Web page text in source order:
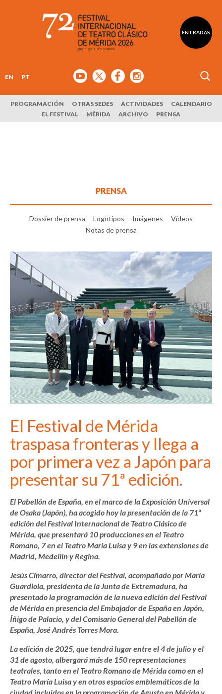
ENTRADAS
EN PT
PROGRAMACIÓN OTRAS SEDES ACTIVIDADES
CALENDARIO
EL FESTIVAL
MÉRIDA ARCHIVO PRENSA
PRENSA
Dossier de prensa Logotipos Imágenes
Vídeos
Notas de prensa
El Festival de Mérida
traspasa fronteras y llega a
por primera vez a Japón para
presentar su 71ª edición.
El Pabellón de España, en el marco de la Exposición Universal
de Osaka (Japón), ha acogido hoy la presentación de la 71ª
edición del Festival Internacional de Teatro Clásico de
Mérida, que presentará 10 producciones en el Teatro
Romano, 7 en el Teatro María Luisa y 9 en las extensiones de
Madrid, Medellín y Regina.
Jesús Cimarro, director del Festival, acompañado por María
Guardiola, presidenta de la Junta de Extremadura, ha
presentado la programación de la nueva edición del Festival
de Mérida en presencia del Embajador de España en Japón,
Íñigo de Palacio, y del Comisario General del Pabellón de
España, José Andrés Torres Mora.
La edición de 2025, que tendrá lugar entre el 4 de julio y el
31 de agosto, albergará más de 150 representaciones
teatrales, tanto en el Teatro Romano de Mérida como en el
Teatro María Luisa y en otros espacios emblemáticos de la